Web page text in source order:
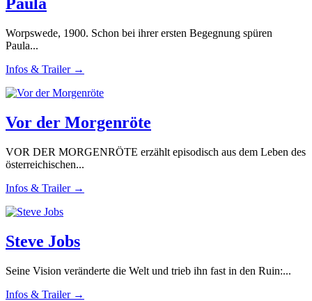
Worpswede, 1900. Schon bei ihrer ersten Begegnung spüren
Paula...
Infos & Trailer →
Vor der Morgenröte
VOR DER MORGENRÖTE erzählt episodisch aus dem Leben des
österreichischen...
Infos & Trailer →
Steve Jobs
Seine Vision veränderte die Welt und trieb ihn fast in den Ruin:...
Infos & Trailer →